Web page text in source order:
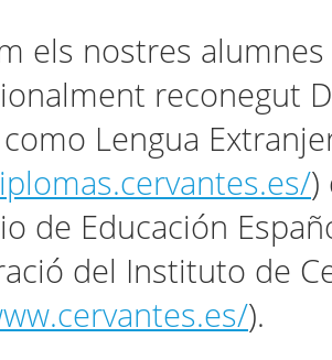
els nostres
reconegut
Lengua
)
de Educación
del Instituto de
).